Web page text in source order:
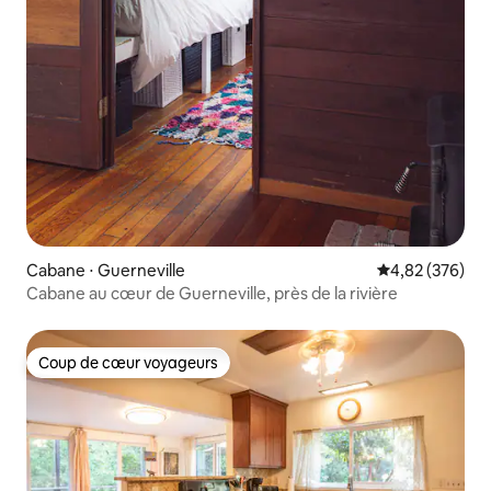
Cabane ⋅ Guerneville Évaluation
4,82 (376)
Cabane au cœur de Guerneville, près de la rivière
Coup de cœur voyageurs
Coup de cœur voyageurs